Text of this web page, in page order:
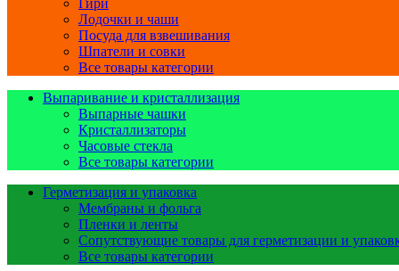
Гири
Лодочки и чаши
Посуда для взвешивания
Шпатели и совки
Все товары категории
Выпаривание и кристаллизация
Выпарные чашки
Кристаллизаторы
Часовые стекла
Все товары категории
Герметизация и упаковка
Мембраны и фольга
Пленки и ленты
Сопутствующие товары для герметизации и
Все товары категории